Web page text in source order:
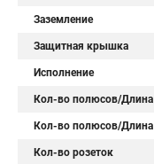
Заземление
Защитная крышка
Исполнение
Кол-во полюсов/Длина
Кол-во полюсов/Длина
Кол-во розеток